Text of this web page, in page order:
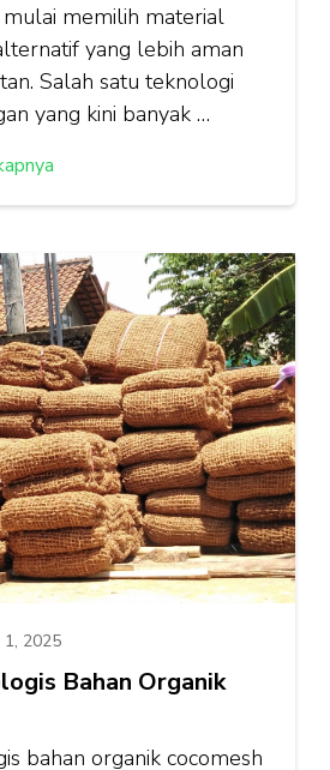
memilih material
yang lebih aman
Salah satu teknologi
yang kini banyak …
2025
Bahan Organik
bahan organik cocomesh